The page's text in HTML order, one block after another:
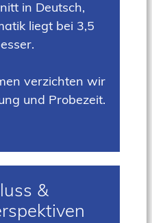
in Deutsch,
liegt bei 3,5
verzichten wir
und Probezeit.
&